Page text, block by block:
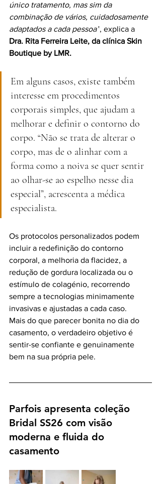
único tratamento, mas sim da
combinação de vários, cuidadosamente
adaptados a cada pessoa”, explica a
Dra. Rita Ferreira Leite, da clínica Skin
Boutique by LMR.
Em alguns casos, existe também
interesse em procedimentos
corporais simples, que ajudam a
melhorar e definir o contorno do
corpo. “Não se trata de alterar o
corpo, mas de o alinhar com a
forma como a noiva se quer sentir
ao olhar-se ao espelho nesse dia
especial”, acrescenta a médica
especialista.
Os protocolos personalizados podem
incluir a redefinição do contorno
corporal, a melhoria da flacidez, a
redução de gordura localizada ou o
estímulo de colagénio, recorrendo
sempre a tecnologias minimamente
invasivas e ajustadas a cada caso.
Mais do que parecer bonita no dia do
casamento, o verdadeiro objetivo é
sentir-se confiante e genuinamente
bem na sua própria pele.
Parfois apresenta coleção
Bridal SS26 com visão
moderna e fluida do
casamento